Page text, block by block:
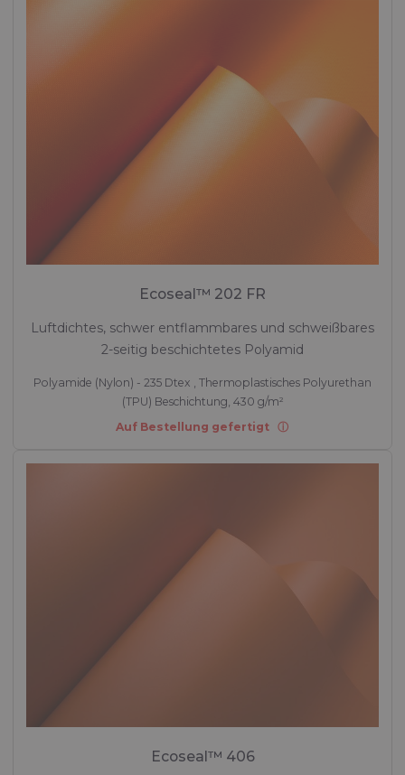
Ecoseal™ 202 FR
Luftdichtes, schwer entflammbares und schweißbares
2-seitig beschichtetes Polyamid
Polyamide (Nylon) - 235 Dtex , Thermoplastisches Polyurethan
(TPU) Beschichtung, 430 g/m²
Auf Bestellung gefertigt
Ecoseal™ 406